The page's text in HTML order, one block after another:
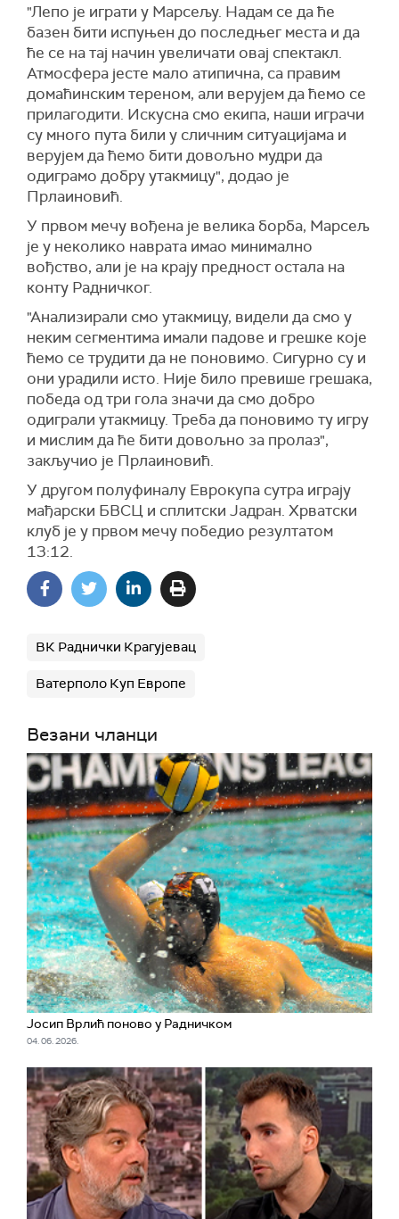
"Лепо је играти у Марсељу. Надам се да ће
базен бити испуњен до последњег места и да
ће се на тај начин увеличати овај спектакл.
Атмосфера јесте мало атипична, са правим
домаћинским тереном, али верујем да ћемо се
прилагодити. Искусна смо екипа, наши играчи
су много пута били у сличним ситуацијама и
верујем да ћемо бити довољно мудри да
одиграмо добру утакмицу", додао је
Прлаиновић.
У првом мечу вођена је велика борба, Марсељ
је у неколико наврата имао минимално
вођство, али је на крају предност остала на
конту Радничког.
"Анализирали смо утакмицу, видели да смо у
неким сегментима имали падове и грешке које
ћемо се трудити да не поновимо. Сигурно су и
они урадили исто. Није било превише грешака,
победа од три гола значи да смо добро
одиграли утакмицу. Треба да поновимо ту игру
и мислим да ће бити довољно за пролаз",
закључио је Прлаиновић.
У другом полуфиналу Еврокупа сутра играју
мађарски БВСЦ и сплитски Јадран. Хрватски
клуб је у првом мечу победио резултатом
13:12.
ВК Раднички Крагујевац
Ватерполо Куп Европе
Везани чланци
Јосип Врлић поново у Радничком
04. 06. 2026.